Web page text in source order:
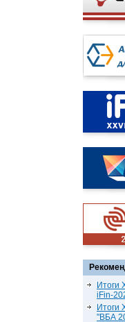
Итоги
iFin-
Итоги
"ВБА